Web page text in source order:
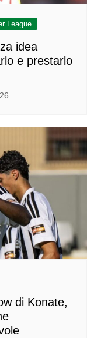
League
idea
e prestarlo
di Konate,